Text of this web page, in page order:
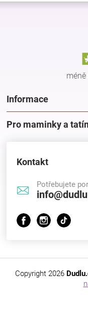
Z
Informace
Pro maminky a
Kontakt
Potřebujete
Copyright 2026